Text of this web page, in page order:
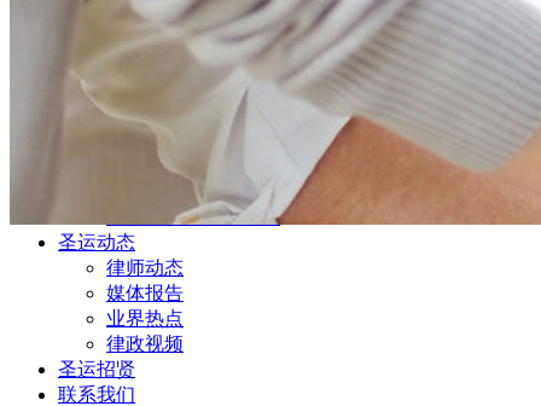
民商律师团队
部门领域
公司商务部
民事纠纷部
涉外法律事务部
金融证券部
海事海商部
刑事诉讼部
知识产权法律业务部
圣运动态
律师动态
媒体报告
业界热点
律政视频
圣运招贤
联系我们